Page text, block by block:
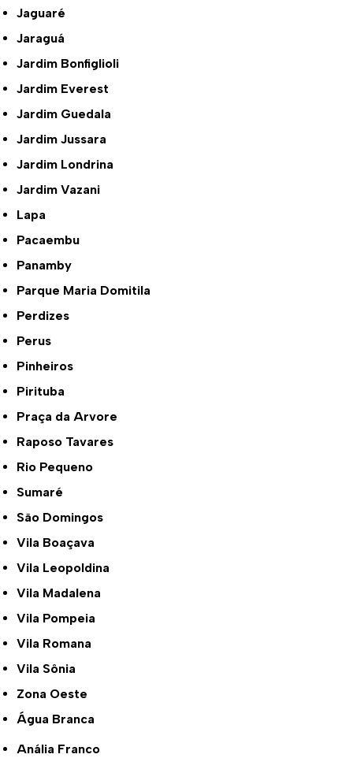
Jaguaré
Jaraguá
Jardim Bonfiglioli
Jardim Everest
Jardim Guedala
Jardim Jussara
Jardim Londrina
Jardim Vazani
Lapa
Pacaembu
Panamby
Parque Maria Domitila
Perdizes
Perus
Pinheiros
Pirituba
Praça da Arvore
Raposo Tavares
Rio Pequeno
Sumaré
São Domingos
Vila Boaçava
Vila Leopoldina
Vila Madalena
Vila Pompeia
Vila Romana
Vila Sônia
Zona Oeste
Água Branca
Anália Franco